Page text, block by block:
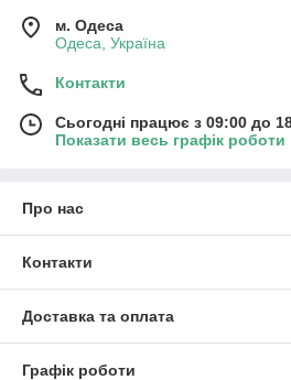
м. Одеса
Одеса, Україна
Контакти
Сьогодні працює з 09:00 до
Показати весь графік роботи
Про нас
Контакти
Доставка та оплата
Графік роботи